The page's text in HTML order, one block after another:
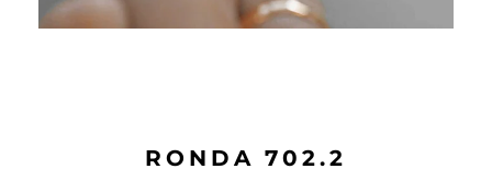
RONDA 702.2